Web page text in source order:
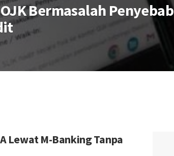
Bermasalah Penyebab
Lewat M-Banking Tanpa